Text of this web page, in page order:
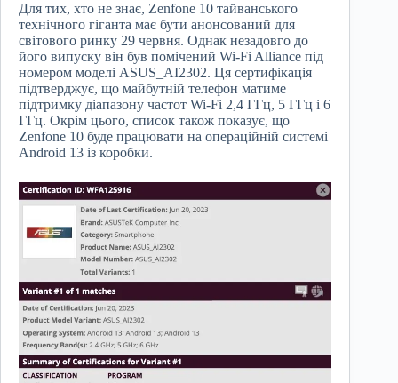
Для тих, хто не знає, Zenfone 10 тайванського
технічного гіганта має бути анонсований для
світового ринку 29 червня. Однак незадовго до
його випуску він був помічений Wi-Fi Alliance під
номером моделі ASUS_AI2302. Ця сертифікація
підтверджує, що майбутній телефон матиме
підтримку діапазону частот Wi-Fi 2,4 ГГц, 5 ГГц і 6
ГГц. Окрім цього, список також показує, що
Zenfone 10 буде працювати на операційній системі
Android 13 із коробки.